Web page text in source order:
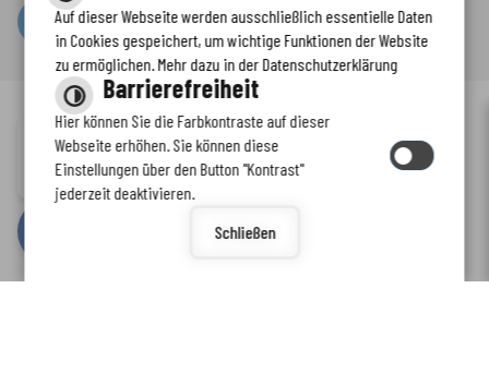
Serviceportal
Inhalt-Impressum-Datenschutzerklärung Kontaktformular -
Barrierefreiheit
bycm citymedia GmbH
Immer auf dem neuesten Stand
www.enkreis.de möchte Ihnen Benachrichtigungen senden
Auf dieser Webseite werden ausschließlich essentielle Daten
in Cookies gespeichert, um wichtige Funktionen der Website
zu ermöglichen. Mehr dazu in der Datenschutzerklärung
Barrierefreiheit
Hier können Sie die Farbkontraste auf dieser
Webseite erhöhen. Sie können diese
Einstellungen über den Button "Kontrast"
jederzeit deaktivieren.
Schließen